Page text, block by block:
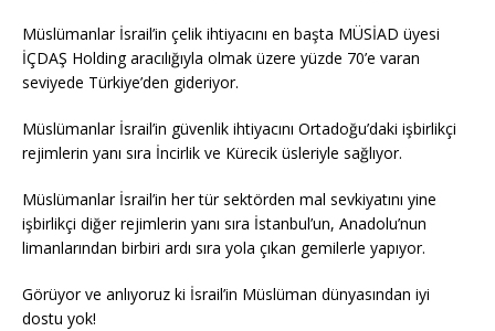
Müslümanlar İsrail’in çelik ihtiyacını en başta MÜSİAD üyesi
İÇDAŞ Holding aracılığıyla olmak üzere yüzde 70’e varan
seviyede Türkiye’den gideriyor.
Müslümanlar İsrail’in güvenlik ihtiyacını Ortadoğu’daki işbirlikçi
rejimlerin yanı sıra İncirlik ve Kürecik üsleriyle sağlıyor.
Müslümanlar İsrail’in her tür sektörden mal sevkiyatını yine
işbirlikçi diğer rejimlerin yanı sıra İstanbul’un, Anadolu’nun
limanlarından birbiri ardı sıra yola çıkan gemilerle yapıyor.
Görüyor ve anlıyoruz ki İsrail’in Müslüman dünyasından iyi
dostu yok!